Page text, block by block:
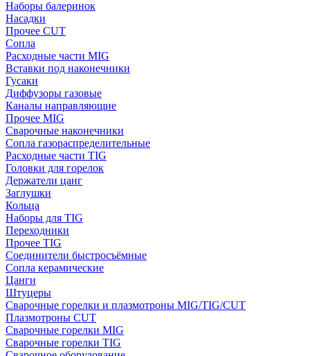
Наборы балеринок
Насадки
Прочее CUT
Сопла
Расходные части MIG
Вставки под наконечники
Гусаки
Диффузоры газовые
Каналы направляющие
Прочее MIG
Сварочные наконечники
Сопла газораспределительные
Расходные части TIG
Головки для горелок
Держатели цанг
Заглушки
Кольца
Наборы для TIG
Переходники
Прочее TIG
Соединители быстросъёмные
Сопла керамические
Цанги
Штуцеры
Сварочные горелки и плазмотроны MIG/TIG/CUT
Плазмотроны CUT
Сварочные горелки MIG
Сварочные горелки TIG